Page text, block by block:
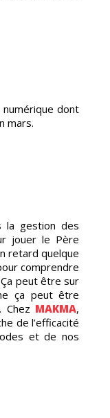
numérique dont
mars.
la gestion des
jouer le Père
retard quelque
comprendre
peut être sur
ça peut être
Chez MAKMA,
de l’efficacité
et de nos